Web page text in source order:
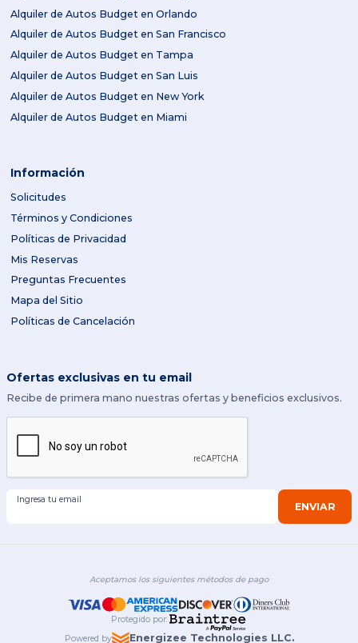
Alquiler de Autos Budget en Orlando
Alquiler de Autos Budget en San Francisco
Alquiler de Autos Budget en Tampa
Alquiler de Autos Budget en San Luis
Alquiler de Autos Budget en New York
Alquiler de Autos Budget en Miami
Información
Solicitudes
Términos y Condiciones
Políticas de Privacidad
Mis Reservas
Preguntas Frecuentes
Mapa del Sitio
Políticas de Cancelación
Ofertas exclusivas en tu email
Recibe de primera mano nuestras ofertas y beneficios exclusivos.
Ingresa tu email
ENVIAR
Aceptamos los siguientes métodos de pago
Protegido por:
Powered by
Energizee Technologies LLC.